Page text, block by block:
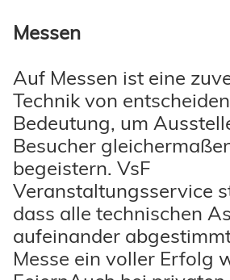
Messen
Auf Messen ist eine
Technik von
Bedeutung, um
Besucher
begeistern. VsF
Veranstaltungsservice
dass alle technischen
aufeinander
Messe ein voller Erfolg